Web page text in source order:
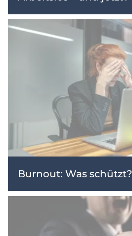
Burnout: Was schützt?